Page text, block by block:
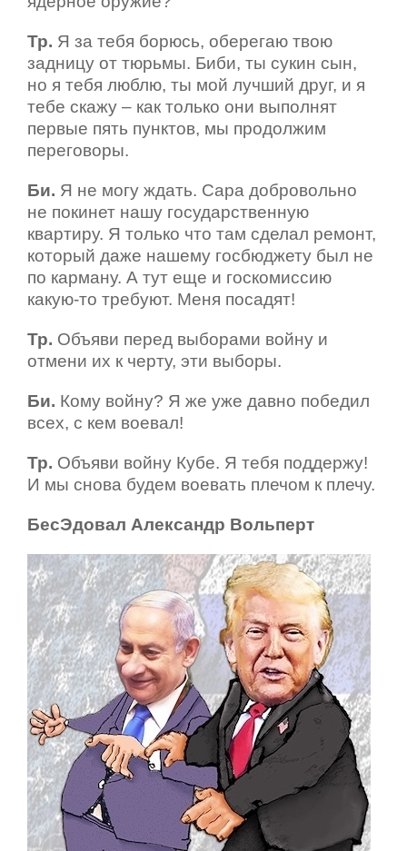
Тр. Я за тебя борюсь, оберегаю твою
задницу от тюрьмы. Биби, ты сукин сын,
но я тебя люблю, ты мой лучший друг, и я
тебе скажу – как только они выполнят
первые пять пунктов, мы продолжим
переговоры.
Би. Я не могу ждать. Сара добровольно
не покинет нашу государственную
квартиру. Я только что там сделал ремонт,
который даже нашему госбюджету был не
по карману. А тут еще и госкомиссию
какую-то требуют. Меня посадят!
Тр. Объяви перед выборами войну и
отмени их к черту, эти выборы.
Би. Кому войну? Я же уже давно победил
всех, с кем воевал!
Тр. Объяви войну Кубе. Я тебя поддержу!
И мы снова будем воевать плечом к плечу.
БесЭдовал Александр Вольперт